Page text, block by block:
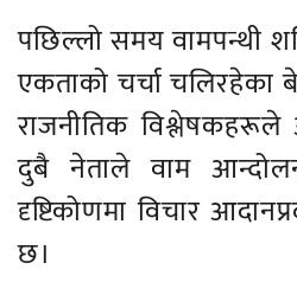
पछिल्लो समय वामपन्थी
एकताको चर्चा चलिरहेका
राजनीतिक विश्लेषकहरूले
दुबै नेताले वाम
दृष्टिकोणमा विचार
छ।